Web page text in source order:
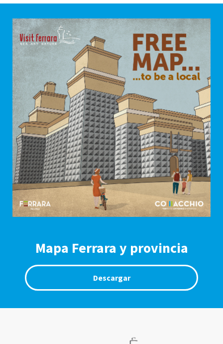
Mapa Ferrara y provincia
Descargar